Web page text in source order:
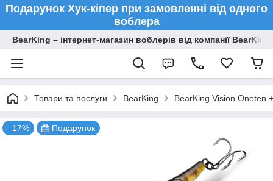
Подарунок Хук-кіпер при замовленні від одного
воблера
BearKing – інтернет-магазин воблерів від компанії BearKing
Товари та послуги BearKing BearKing Vision Oneten
–17% Подарунок